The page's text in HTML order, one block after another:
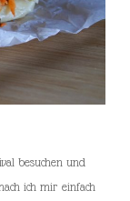
besuchen und
ich mir einfach